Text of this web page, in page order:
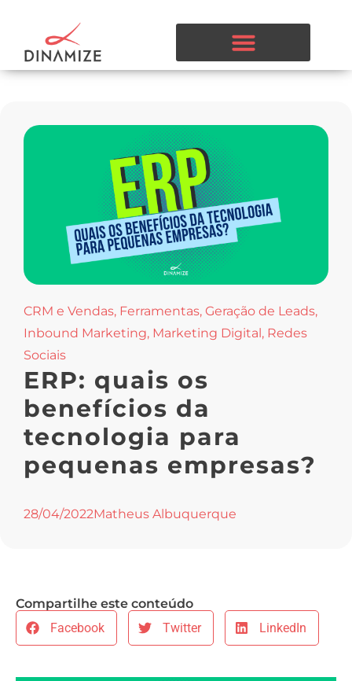
CRM e Vendas, Ferramentas, Geração de Leads,
Inbound Marketing, Marketing Digital , Redes
Sociais
ERP: quais os
benefícios da
tecnologia para
pequenas empresas?
28/04/2022Matheus Albuquerque
Compartilhe este conteúdo
Facebook
Twitter LinkedIn